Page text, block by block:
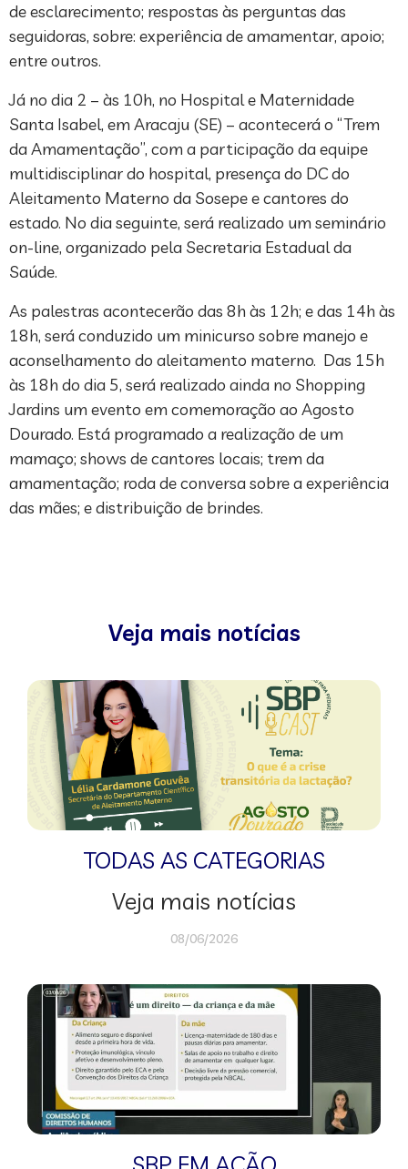
de esclarecimento; respostas às perguntas das
seguidoras, sobre: experiência de amamentar, apoio;
entre outros.
Já no dia 2 – às 10h, no Hospital e Maternidade
Santa Isabel, em Aracaju (SE) – acontecerá o “Trem
da Amamentação”, com a participação da equipe
multidisciplinar do hospital, presença do DC do
Aleitamento Materno da Sosepe e cantores do
estado. No dia seguinte, será realizado um seminário
on-line, organizado pela Secretaria Estadual da
Saúde.
As palestras acontecerão das 8h às 12h; e das 14h às
18h, será conduzido um minicurso sobre manejo e
aconselhamento do aleitamento materno. Das 15h
às 18h do dia 5, será realizado ainda no Shopping
Jardins um evento em comemoração ao Agosto
Dourado. Está programado a realização de um
mamaço; shows de cantores locais; trem da
amamentação; roda de conversa sobre a experiência
das mães; e distribuição de brindes.
Veja mais notícias
TODAS AS CATEGORIAS
Veja mais notícias
08/06/2026